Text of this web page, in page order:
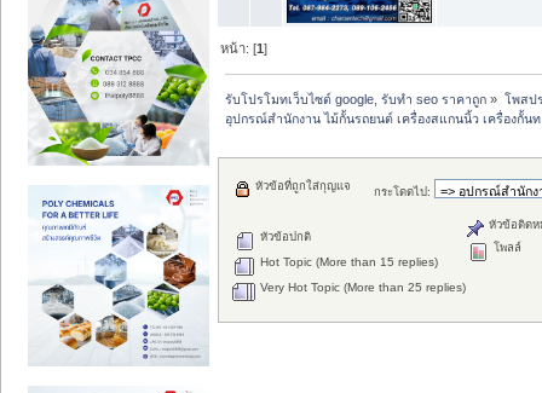
หน้า: [1]
รับโปรโมทเว็บไซต์ google, รับทำ seo ราคาถูก » โพสป
อุปกรณ์สำนักงาน ไม้กั้นรถยนต์ เครื่องสแกนนิ้ว เครื่องกั้นท
กระโดดไป:
หัวข้อปกติ
Hot Topic (More than 15 replies)
Very Hot Topic (More than 25 replies)
หัวข้อที่ถูกใส่กุญแจ
หัวข้อติดห
โพลล์